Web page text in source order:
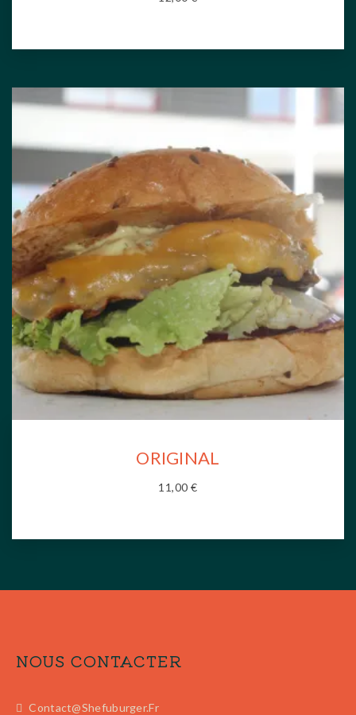
ORIGINAL
11,00€
NOUS CONTACTER
Contact@shefuburger.fr